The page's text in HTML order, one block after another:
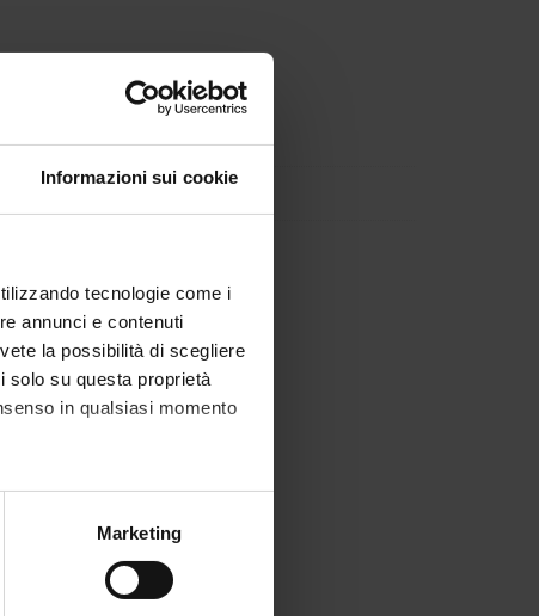
Informazioni sui cookie
tecnologie come i
annunci e contenuti
la possibilità di scegliere
solo su questa proprietà
in qualsiasi momento
metro,Marketing